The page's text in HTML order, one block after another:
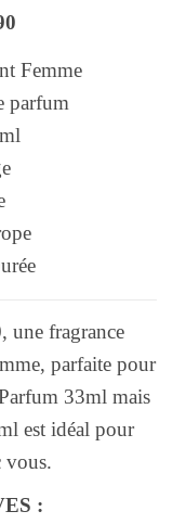
Femme
parfum
, une fragrance
parfaite pour
33ml mais
est idéal pour
vous.
: